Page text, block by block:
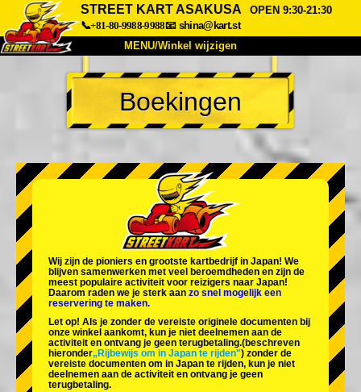
STREET KART ASAKUSA
OPEN 9:30-21:30
📞+81-80-9988-9988📧 shina@kart.st
MENU/Winkel wijzigen
TOP
Over Specificaties Prijzen
Bedrijf Boekingen
Winkel wijzigen
Tokyo Shinagawa Tokyo Akihabara#1
Tokyo Akihabara#2
Tokyo Shibuya Annex Tokyo Bay
Tokyo Asakusa Osaka
Okinawa
Boekingen
Wij zijn de pioniers en grootste kartbedrijf in Japan! We
blijven samenwerken met veel beroemdheden en zijn de
meest populaire activiteit voor reizigers naar Japan!
Daarom raden we je sterk aan zo snel mogelijk een
reservering te maken.
Let op! Als je zonder de vereiste originele documenten bij
onze winkel aankomt, kun je niet deelnemen aan de
activiteit en ontvang je geen terugbetaling.(beschreven
hieronder„Rijbewijs om in Japan te rijden") zonder de
vereiste documenten om in Japan te rijden, kun je niet
deelnemen aan de activiteit en ontvang je geen
terugbetaling.